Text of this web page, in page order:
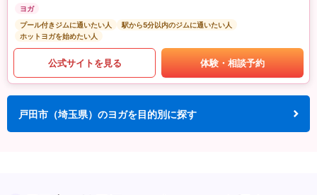
ヨガ
プール付きジムに通いたい人
駅から5分以内のジムに通いたい人
ホットヨガを始めたい人
公式サイトを見る 体験・相談予約
戸田市（埼玉県）のヨガを目的別に探す